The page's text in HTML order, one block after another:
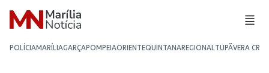
POLÍCIAMARÍLIAGARÇAPOMPEIAORIENTEQUINTANAREGIONALTUPÃVERA CRUZ